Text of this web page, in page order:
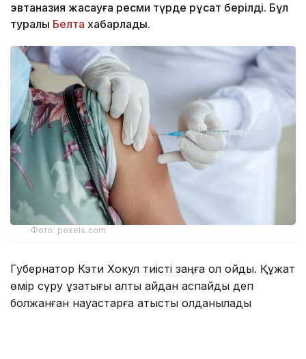
эвтаназия жасауға ресми түрде рұқсат берілді. Бұл
туралы Белта хабарлады.
Фото: pexels.com
Губернатор Кэти Хокул тиісті заңға қол қойды. Құжат
өмір сүру ұзақтығы алты айдан аспайды деп
болжанған науқастарға қатысты қолданылады